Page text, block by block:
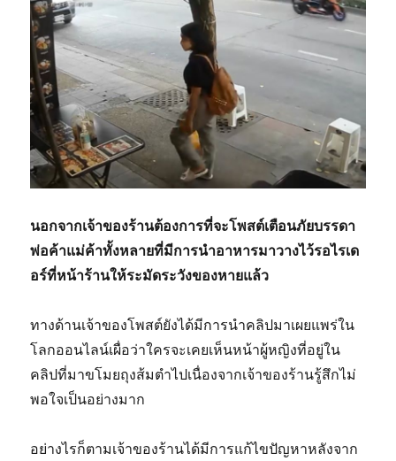
นอกจากเจ้าของร้านต้องการที่จะโพสต์เตือนภัยบรรดา
พ่อค้าแม่ค้าทั้งหลายที่มีการนำอาหารมาวางไว้รอไรเด
อร์ที่หน้าร้านให้ระมัดระวังของหายแล้ว
ทางด้านเจ้าของโพสต์ยังได้มีการนำคลิปมาเผยแพร่ใน
โลกออนไลน์เผื่อว่าใครจะเคยเห็นหน้าผู้หญิงที่อยู่ใน
คลิปที่มาขโมยถุงส้มตำไปเนื่องจากเจ้าของร้านรู้สึกไม่
พอใจเป็นอย่างมาก
อย่างไรก็ตามเจ้าของร้านได้มีการแก้ไขปัญหาหลังจาก